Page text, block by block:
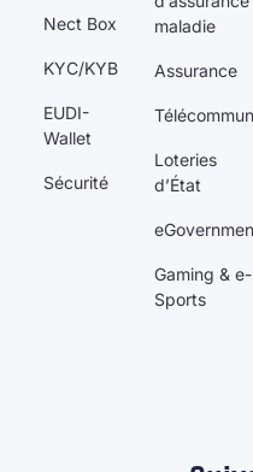
Nect Box
KYC/KYB
EUDI-
Wallet
Sécurité
maladie
Assurance
Loteries
d’État
Gaming & e-
Sports